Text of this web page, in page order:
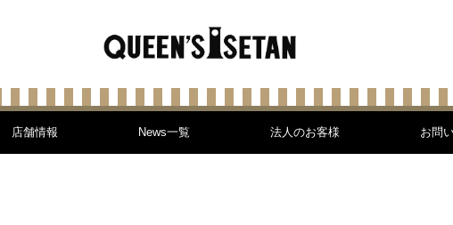
店舗情報 News一覧 法人のお客様 お問